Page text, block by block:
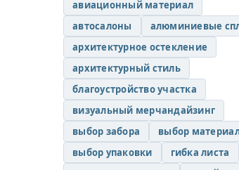
авиационный материал
автосалоны
алюминиевые
архитектурное остекление
архитектурный стиль
благоустройство участка
визуальный мерчандайзинг
выбор забора
выбор
выбор упаковки
гибка листа